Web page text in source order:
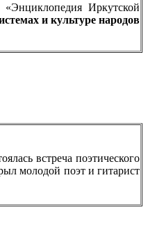
«Энциклопедия Иркутской
и культуре народов
встреча поэтического
молодой поэт и гитарист